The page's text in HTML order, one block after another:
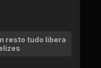
resto tudo libera